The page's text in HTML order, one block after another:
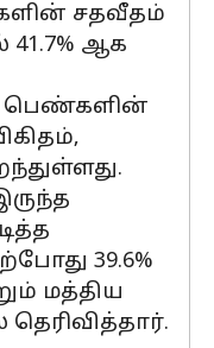
சதவீதம்
41.7% ஆக
பெண்களின்
39.6%
மத்திய